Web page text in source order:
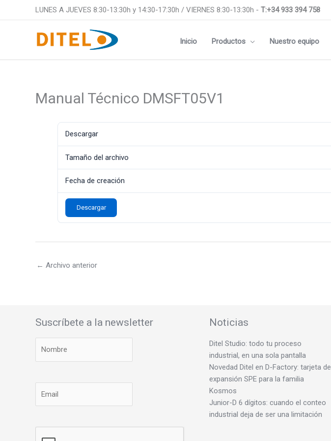
LUNES A JUEVES 8:30-13:30h y 14:30-17:30h / VIERNES 8:30-13:30h - T:+34 933 394 758
Inicio Productos Nuestro equipo
Manual Técnico DMSFT05V1
Descargar
Tamaño del archivo
Fecha de creación
Descargar
← Archivo anterior
Suscríbete a la newsletter Noticias
Ditel Studio: todo tu proceso
industrial, en una sola pantalla
Novedad Ditel en D-Factory: tarjeta de
expansión SPE para la familia
Kosmos
Junior-D 6 dígitos: cuando el conteo
industrial deja de ser una limitación